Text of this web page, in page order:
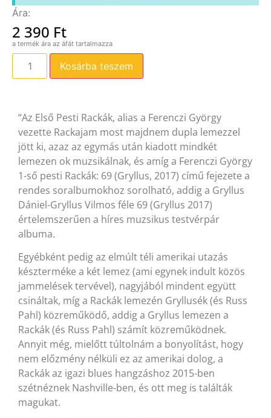
2 390 Ft
Kosárba teszem
“Az Első Pesti Rackák, alias a Ferenczi György
vezette Rackajam most majdnem dupla lemezzel
jött ki, azaz az egymás után kiadott mindkét
lemezen ok muzsikálnak, és amíg a Ferenczi György
1-ső pesti Rackák: 69 (Gryllus, 2017) című fejezete a
rendes soralbumokhoz sorolható, addig a Gryllus
Dániel-Gryllus Vilmos féle 69 (Gryllus 2017)
értelemszerűen a híres muzsikus testvérpár
albuma.
Egyébként pedig az elmúlt téli amerikai utazás
készterméke a két lemez (ami egynek indult közös
jammelések tervével), nagyjából mindent együtt
csináltak, míg a Rackák lemezén Gryllusék (és Russ
Pahl) közreműködő, addig a Gryllus lemezen a
Rackák (és Russ Pahl) számít közreműködnek.
Annyit még, mielőtt túltolnám a bonyolítást, hogy
nem előzmény nélküli ez az amerikai dolog, a
Rackák az igazi blues hangzáshoz 2015-ben
szétnéznek Nashville-ben, és ott meg is találták
magukat.